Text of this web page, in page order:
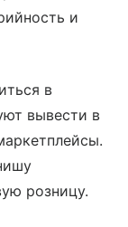
и
в
вывести в
розницу.